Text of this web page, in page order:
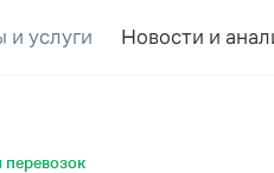
и услуги Новости и
перевозок